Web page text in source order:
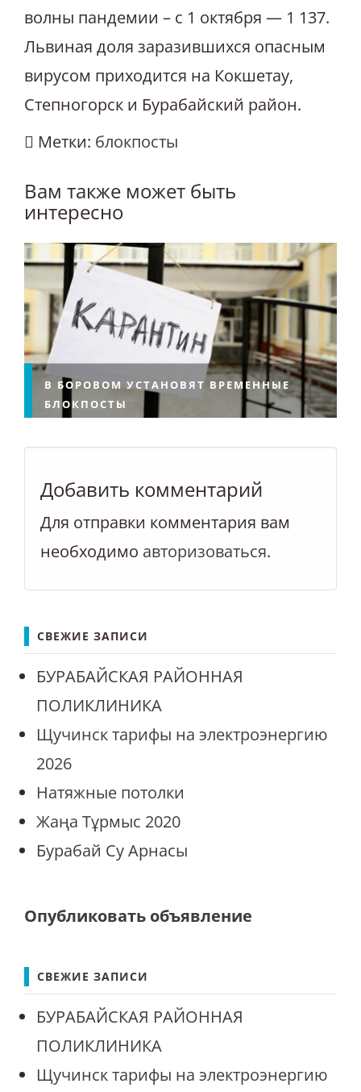
волны пандемии – с 1 октября — 1 137.
Львиная доля заразившихся опасным
вирусом приходится на Кокшетау,
Степногорск и Бурабайский район.
Метки: блокпосты
Вам также может быть
интересно
В БОРОВОМ УСТАНОВЯТ ВРЕМЕННЫЕ
БЛОКПОСТЫ
Добавить комментарий
Для отправки комментария вам
необходимо авторизоваться.
СВЕЖИЕ ЗАПИСИ
БУРАБАЙСКАЯ РАЙОННАЯ
ПОЛИКЛИНИКА
Щучинск тарифы на электроэнергию
2026
Натяжные потолки
Жаңа Тұрмыс 2020
Бурабай Су Арнасы
Опубликовать объявление
СВЕЖИЕ ЗАПИСИ
БУРАБАЙСКАЯ РАЙОННАЯ
ПОЛИКЛИНИКА
Щучинск тарифы на электроэнергию